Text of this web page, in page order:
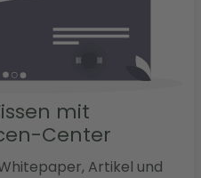
mit
Center
Artikel und